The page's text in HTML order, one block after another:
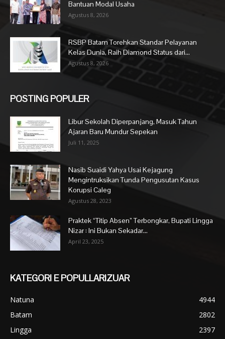
Bantuan Modal Usaha
Agustus 8, 2026
RSBP Batam Torehkan Standar Pelayanan
Kelas Dunia, Raih Diamond Status dari...
Agustus 8, 2026
POSTING POPULER
Libur Sekolah Diperpanjang, Masuk Tahun
Ajaran Baru Mundur Sepekan
Juli 11, 2025
Nasib Suaidi Yahya Usai Kejagung
Mengintruksikan Tunda Pengusutan Kasus
Korupsi Caleg
Agustus 28, 2023
Praktek “Titip Absen” Terbongkar, Bupati Lingga
Nizar : Ini Bukan Sekadar...
April 23, 2025
KATEGORI E POPULLARIZUAR
Natuna
4944
Batam
2802
Lingga
2397